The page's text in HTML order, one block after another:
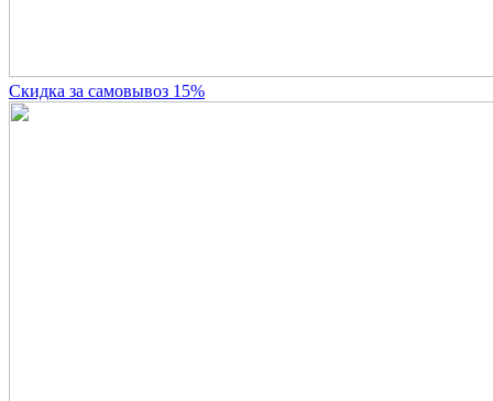
Скидка за самовывоз 15%